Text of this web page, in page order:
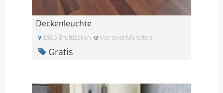
Deckenleuchte
8306 Bruttisellen Vor zwei Monaten
Gratis